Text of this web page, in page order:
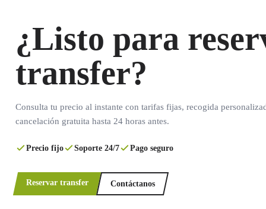
¿Listo para
transfer?
Consulta tu precio al instante con tarifas fijas, recogida
cancelación gratuita hasta 24 horas antes.
Precio fijo Soporte 24/7 Pago seguro
Reservar transfer Contáctanos